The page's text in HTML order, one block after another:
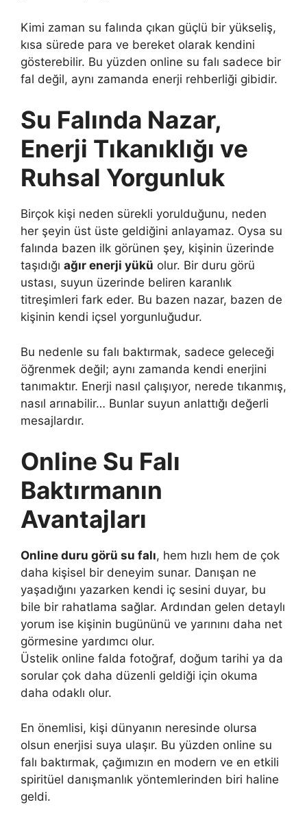
Kimi zaman su falında çıkan güçlü bir yükseliş,
kısa sürede para ve bereket olarak kendini
gösterebilir. Bu yüzden online su falı sadece bir
fal değil, aynı zamanda enerji rehberliği gibidir.
Su Falında Nazar,
Enerji Tıkanıklığı ve
Ruhsal Yorgunluk
Birçok kişi neden sürekli yorulduğunu, neden
her şeyin üst üste geldiğini anlayamaz. Oysa su
falında bazen ilk görünen şey, kişinin üzerinde
taşıdığı ağır enerji yükü olur. Bir duru görü
ustası, suyun üzerinde beliren karanlık
titreşimleri fark eder. Bu bazen nazar, bazen de
kişinin kendi içsel yorgunluğudur.
Bu nedenle su falı baktırmak, sadece geleceği
öğrenmek değil; aynı zamanda kendi enerjini
tanımaktır. Enerji nasıl çalışıyor, nerede tıkanmış,
nasıl arınabilir… Bunlar suyun anlattığı değerli
mesajlardır.
Online Su Falı
Baktırmanın
Avantajları
Online duru görü su falı, hem hızlı hem de çok
daha kişisel bir deneyim sunar. Danışan ne
yaşadığını yazarken kendi iç sesini duyar, bu
bile bir rahatlama sağlar. Ardından gelen detaylı
yorum ise kişinin bugününü ve yarınını daha net
görmesine yardımcı olur.
Üstelik online falda fotoğraf, doğum tarihi ya da
sorular çok daha düzenli geldiği için okuma
daha odaklı olur.
En önemlisi, kişi dünyanın neresinde olursa
olsun enerjisi suya ulaşır. Bu yüzden online su
falı baktırmak, çağımızın en modern ve en etkili
spiritüel danışmanlık yöntemlerinden biri haline
geldi.